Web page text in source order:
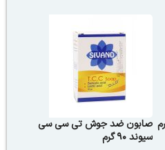
صابون ضد جوش تی سی سی
سیوند 90 گرم